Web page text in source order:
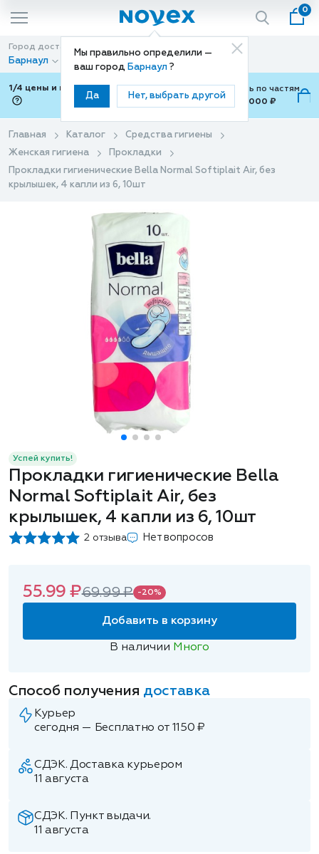
Мы правильно определили —
ваш город Барнаул ?
Да Нет, выбрать другой
0
Город доставки
Барнаул
Способ доставки
Доставка
1/4 цены и покупки ваши с Подели
Можно оплатить по частям
от 700 ₽ до 15,000 ₽
Главная Каталог
Средства гигиены
Женская гигиена
Прокладки
Прокладки гигиенические Bella Normal Softiplait Air, без
крылышек, 4 капли из 6, 10шт
Успей купить!
Прокладки гигиенические Bella
Normal Softiplait Air, без
крылышек, 4 капли из 6, 10шт
2 отзыва Нет вопросов
55.99 ₽69.99 ₽ -20%
Добавить в корзину
В наличии Много
Способ получения доставка
Курьер
сегодня — Бесплатно от 1150 ₽
СДЭК. Доставка курьером
11 августа
СДЭК. Пункт выдачи.
11 августа